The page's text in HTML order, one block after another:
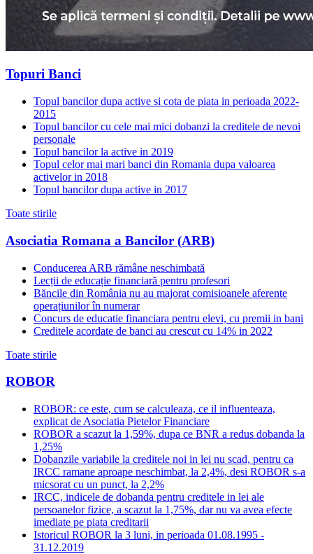
Topuri Banci
Topul bancilor dupa active si cota de piata in perioada 2022-
2015
Topul bancilor cu cele mai mici dobanzi la creditele de nevoi
personale
Topul bancilor la active in 2019
Topul celor mai mari banci din Romania dupa valoarea
activelor in 2018
Topul bancilor dupa active in 2017
Toate stirile
Asociatia Romana a Bancilor (ARB)
Conducerea ARB rămâne neschimbată
Lecții de educație financiară pentru profesori
Băncile din România nu au majorat comisioanele aferente
operațiunilor în numerar
Concurs de educatie financiara pentru elevi, cu premii in bani
Creditele acordate de banci au crescut cu 14% in 2022
Toate stirile
ROBOR
ROBOR: ce este, cum se calculeaza, ce il influenteaza,
explicat de Asociatia Pietelor Financiare
ROBOR a scazut la 1,59%, dupa ce BNR a redus dobanda la
1,25%
Dobanzile variabile la creditele noi in lei nu scad, pentru ca
IRCC ramane aproape neschimbat, la 2,4%, desi ROBOR s-a
micsorat cu un punct, la 2,2%
IRCC, indicele de dobanda pentru creditele in lei ale
persoanelor fizice, a scazut la 1,75%, dar nu va avea efecte
imediate pe piata creditarii
Istoricul ROBOR la 3 luni, in perioada 01.08.1995 -
31.12.2019